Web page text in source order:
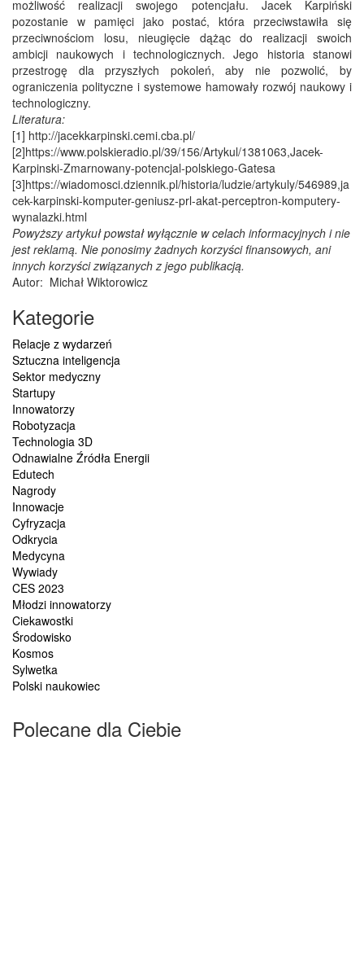
możliwość realizacji swojego potencjału. Jacek Karpiński
pozostanie w pamięci jako postać, która przeciwstawiła się
przeciwnościom losu, nieugięcie dążąc do realizacji swoich
ambicji naukowych i technologicznych. Jego historia stanowi
przestrogę dla przyszłych pokoleń, aby nie pozwolić, by
ograniczenia polityczne i systemowe hamowały rozwój naukowy i
technologiczny.
Literatura:
[1] http://jacekkarpinski.cemi.cba.pl/
[2]https://www.polskieradio.pl/39/156/Artykul/1381063,Jacek-
Karpinski-Zmarnowany-potencjal-polskiego-Gatesa
[3]https://wiadomosci.dziennik.pl/historia/ludzie/artykuly/546989,ja
cek-karpinski-komputer-geniusz-prl-akat-perceptron-komputery-
wynalazki.html
Powyższy artykuł powstał wyłącznie w celach informacyjnych i nie
jest reklamą. Nie ponosimy żadnych korzyści finansowych, ani
innych korzyści związanych z jego publikacją.
Autor: Michał Wiktorowicz
Kategorie
Relacje z wydarzeń
Sztuczna inteligencja
Sektor medyczny
Startupy
Innowatorzy
Robotyzacja
Technologia 3D
Odnawialne Źródła Energii
Edutech
Nagrody
Innowacje
Cyfryzacja
Odkrycia
Medycyna
Wywiady
CES 2023
Młodzi innowatorzy
Ciekawostki
Środowisko
Kosmos
Sylwetka
Polski naukowiec
Polecane dla Ciebie